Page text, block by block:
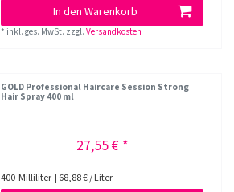
In den Warenkorb
* inkl. ges. MwSt. zzgl.Versandkosten
GOLD Professional Haircare Session Strong
Hair Spray 400 ml
27,55 € *
400 Milliliter | 68,88 € / Liter